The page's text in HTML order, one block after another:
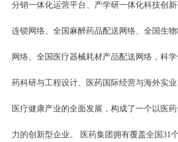
分销一体化运营平台、产学研一体化科技创新
连锁网络、全国麻醉药品配送网络、全国生
网络、全国医疗器械耗材产品配送网络，科
药科研与工程设计、医药国际经营与海外实业
医疗健康产业的全面发展，构成了一个以医
力的创新型企业。 医药集团拥有覆盖全国31